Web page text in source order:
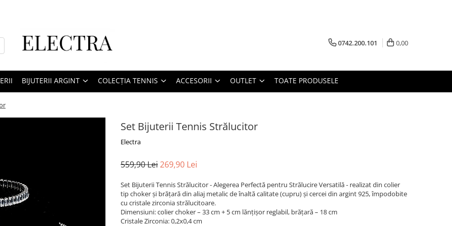
0742.200.101 0,00
BIJUTERII ARGINT COLECȚIA TENNIS ACCESORII OUTLET TOATE PRODUSELE
Set Bijuterii Tennis Strălucitor
Electra
559,90 Lei269,90 Lei
Set Bijuterii Tennis Strălucitor - Alegerea Perfectă pentru Strălucire Versatilă - realizat din colier
tip choker și brățară din aliaj metalic de înaltă calitate (cupru) și cercei din argint 925, împodobite
cu cristale zirconia strălucitoare.
Dimensiuni: colier choker – 33 cm + 5 cm lănțișor reglabil, brățară – 18 cm
Cristale Zirconia: 0,2x0,4 cm